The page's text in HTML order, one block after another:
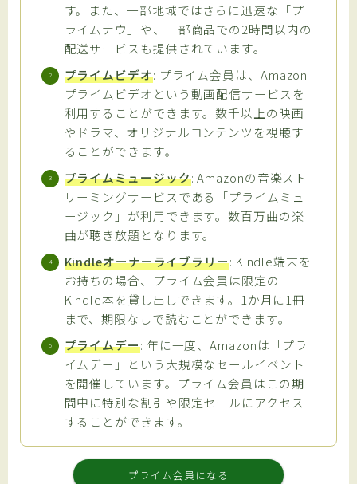
す。また、一部地域ではさらに迅速な「プ
ライムナウ」や、一部商品での2時間以内の
配送サービスも提供されています。
プライムビデオ: プライム会員は、Amazon
プライムビデオという動画配信サービスを
利用することができます。数千以上の映画
やドラマ、オリジナルコンテンツを視聴す
ることができます。
プライムミュージック: Amazonの音楽スト
リーミングサービスである「プライムミュ
ージック」が利用できます。数百万曲の楽
曲が聴き放題となります。
Kindleオーナーライブラリー: Kindle端末を
お持ちの場合、プライム会員は限定の
Kindle本を貸し出しできます。1か月に1冊
まで、期限なしで読むことができます。
プライムデー: 年に一度、Amazonは「プラ
イムデー」という大規模なセールイベント
を開催しています。プライム会員はこの期
間中に特別な割引や限定セールにアクセス
することができます。
プライム会員になる